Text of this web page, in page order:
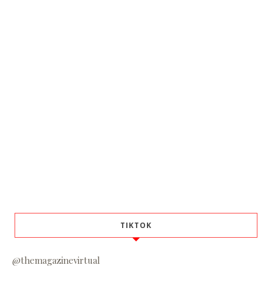
TIKTOK
@themagazinevirtual